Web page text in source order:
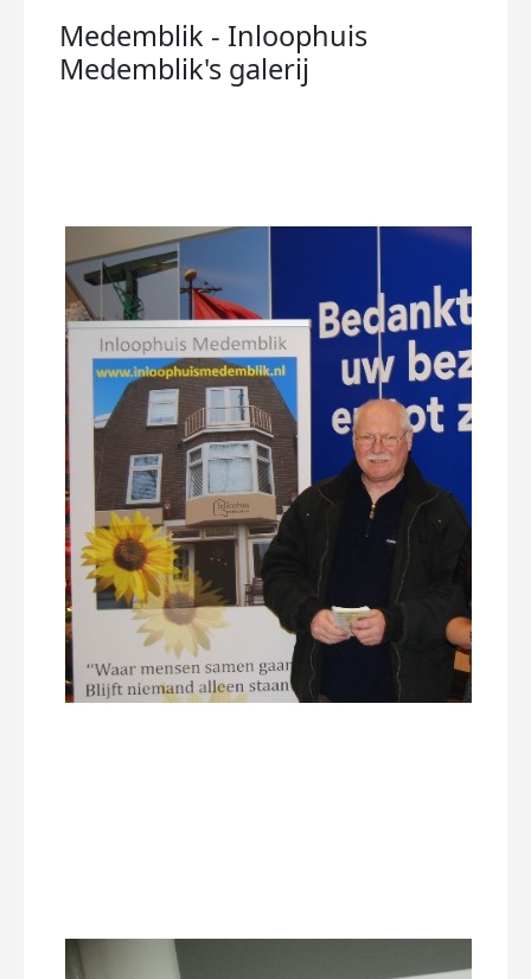
Medemblik - Inloophuis
Medemblik's galerij